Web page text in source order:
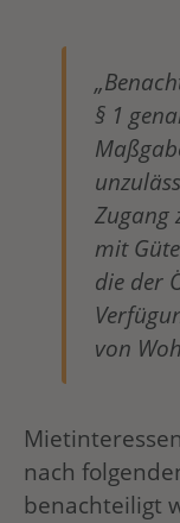
§ 1
Zugang
mit
die der
von
nach
benachteiligt